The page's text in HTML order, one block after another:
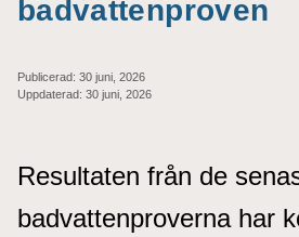
badvattenproven
Publicerad: 30 juni, 2026
Uppdaterad: 30 juni, 2026
Resultaten från de
badvattenproverna har